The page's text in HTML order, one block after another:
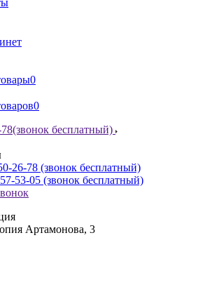
0
0
(звонок бесплатный)
26-78 (звонок бесплатный)
53-05 (звонок бесплатный)
Артамонова, 3